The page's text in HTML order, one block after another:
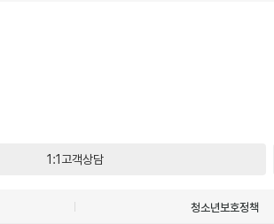
1:1고객상담
청소년보호정책